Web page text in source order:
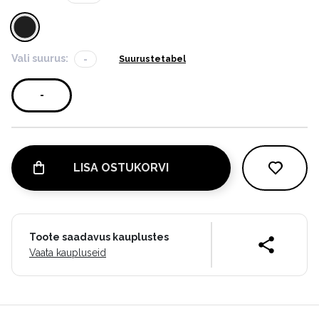
Vali suurus: - Suurustetabel
-
LISA OSTUKORVI
Toote saadavus kauplustes
Vaata kaupluseid